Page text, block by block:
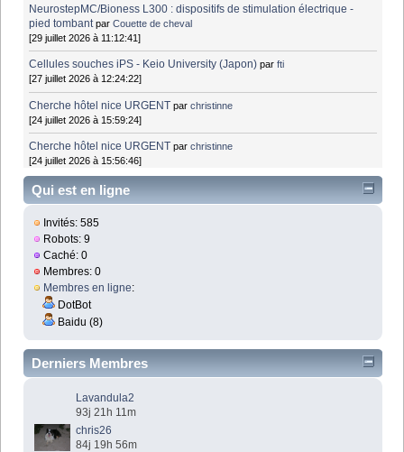
NeurostepMC/Bioness L300 : dispositifs de stimulation électrique -
pied tombant parCouette de cheval
[29 juillet 2026 à 11:12:41]
Cellules souches iPS - Keio University (Japon) parfti
[27 juillet 2026 à 12:24:22]
Cherche hôtel nice URGENT parchristinne
[24 juillet 2026 à 15:59:24]
Cherche hôtel nice URGENT parchristinne
[24 juillet 2026 à 15:56:46]
Qui est en ligne
Invités: 585
Robots: 9
Caché: 0
Membres: 0
Membres en ligne:
DotBot
Baidu (8)
Derniers Membres
Lavandula2
93j 21h 11m
chris26
84j 19h 56m